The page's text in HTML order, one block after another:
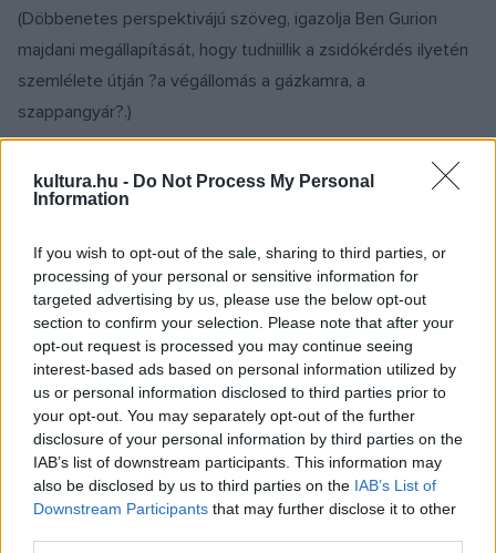
kultura.hu - Do Not Process My Personal
Information
If you wish to opt-out of the sale, sharing to third parties, or
processing of your personal or sensitive information for
targeted advertising by us, please use the below opt-out
section to confirm your selection. Please note that after your
opt-out request is processed you may continue seeing
interest-based ads based on personal information utilized by
us or personal information disclosed to third parties prior to
your opt-out. You may separately opt-out of the further
disclosure of your personal information by third parties on the
IAB’s list of downstream participants. This information may
also be disclosed by us to third parties on the IAB’s List of
Downstream Participants that may further disclose it to other
(Döbbenetes perspektivájú szöveg, igazolja Ben Gurion
majdani megállapítását, hogy tudniillik a zsidókérdés ilyetén
szemlélete útján ?a végállomás a gázkamra, a
szappangyár?.)
S nincs ez másképpen a második világháborút követő
történelmi sorsfordulat után sem. Neve, személye és műve
jelenlétével az ellenforradalmat jelenti? (Horváth Zoltán); ?
völkisch de színjeles esszéista? (Rónai Mihály András), ?a
romantikus antikapitalizmus vezető ideológusa? (Lukács
György), aki az első koncepciós perben kivégzett ?Dodo (de
Szentivány)? vezérelte ?összeesküvés szellemi atyja? (Bóka
László és sokan mások). ?Ellenségnek jelentékenyebb, mint
írónak? (Horváth Márton); ?neve a magyar szellem
legfeketébb napjaira emlékeztet? (Zsolt Béla); utópiája a
minőségszocializmusról ?szocializmus ? marxizmus nélkül?
(Népi írók határozata), s 1956 után?éppen mostkell